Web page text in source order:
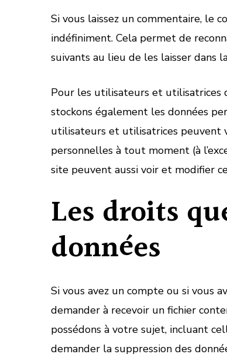
Si vous laissez un commentaire, le
indéfiniment. Cela permet de
suivants au lieu de les laisser dans
Pour les utilisateurs et utilisatrices
stockons également les données
utilisateurs et utilisatrices peuvent
personnelles à tout moment (à
site peuvent aussi voir et modifier
Les droits
données
Si vous avez un compte ou si vous
demander à recevoir un fichier
possédons à votre sujet, incluant
demander la suppression des